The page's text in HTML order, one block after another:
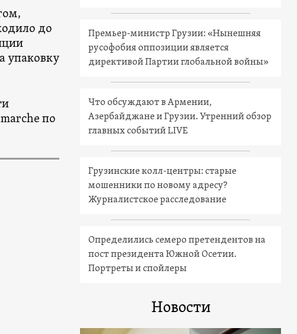
до
упаковку
по
Премьер-министр Грузии: «Нынешняя
русофобия оппозиции является
директивой Партии глобальной войны»
Что обсуждают в Армении,
Азербайджане и Грузии. Утренний обзор
главных событий LIVE
Грузинские колл-центры: старые
мошенники по новому адресу?
Журналистское расследование
Определились семеро претендентов на
пост президента Южной Осетии.
Портреты и спойлеры
Новости